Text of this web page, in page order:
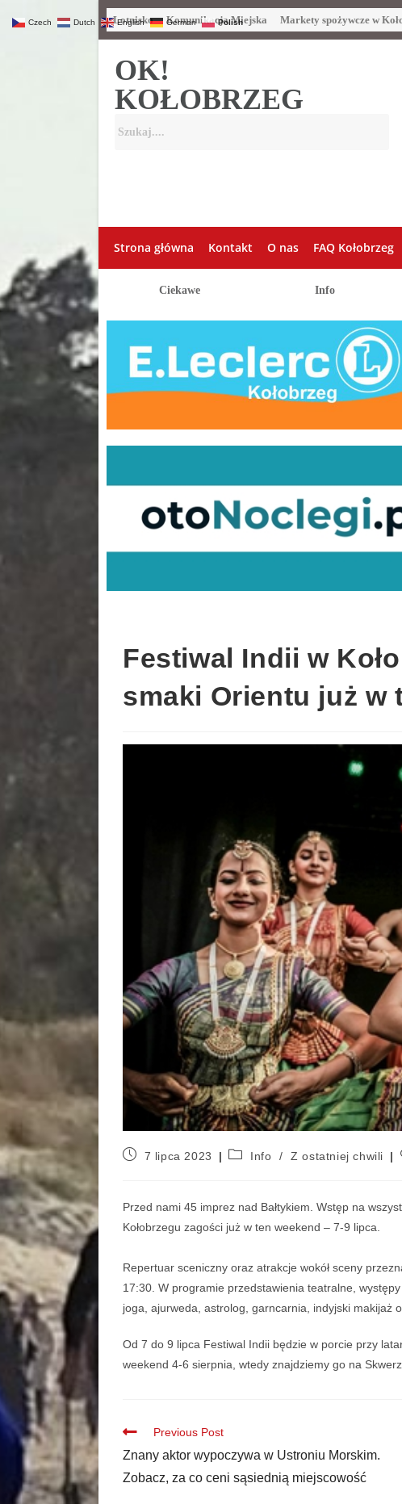
Lotnisko Komunikacja Miejska Markety spożywcze w
OK!
KOŁOBRZEG
Strona główna Kontakt O nas FAQ Kołobrzeg
Ciekawe Info
Festiwal Indii w
smaki Orientu już w
7 lipca 2023 Info / Z ostatniej chwili
Przed nami 45 imprez nad Bałtykiem. Wstęp na
Kołobrzegu zagości już w ten weekend – 7-9 lipca.
Repertuar sceniczny oraz atrakcje wokół sceny
17:30. W programie przedstawienia teatralne,
joga, ajurweda, astrolog, garncarnia, indyjski makijaż
Od 7 do 9 lipca Festiwal Indii będzie w porcie przy
weekend 4-6 sierpnia, wtedy znajdziemy go na
Previous Post
Znany aktor wypoczywa w Ustroniu Morskim.
Zobacz, za co ceni sąsiednią miejscowość
Czech Dutch English German Polish